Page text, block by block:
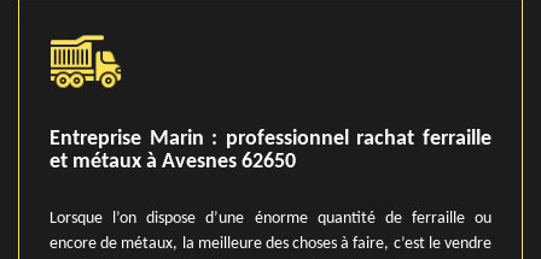
Entreprise Marin : professionnel rachat ferraille
et métaux à Avesnes 62650
Lorsque l’on dispose d’une énorme quantité de ferraille ou
encore de métaux, la meilleure des choses à faire, c’est le vendre